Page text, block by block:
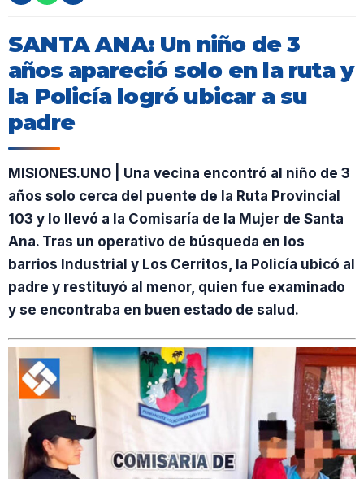
SANTA ANA: Un niño de 3
años apareció solo en la ruta y
la Policía logró ubicar a su
padre
MISIONES.UNO | Una vecina encontró al niño de 3
años solo cerca del puente de la Ruta Provincial
103 y lo llevó a la Comisaría de la Mujer de Santa
Ana. Tras un operativo de búsqueda en los
barrios Industrial y Los Cerritos, la Policía ubicó al
padre y restituyó al menor, quien fue examinado
y se encontraba en buen estado de salud.